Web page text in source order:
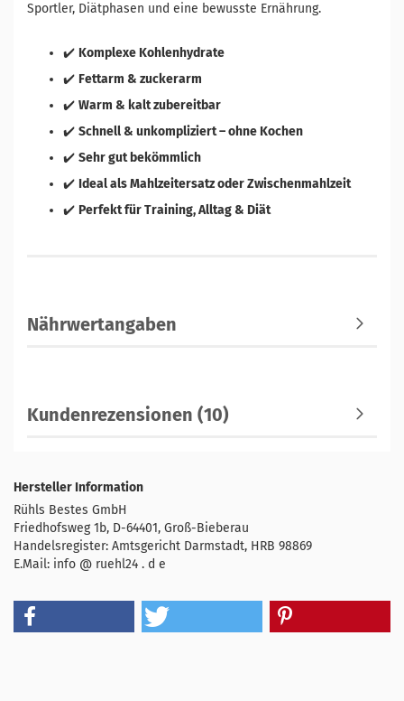
Sportler, Diätphasen und eine bewusste Ernährung.
✔️ Komplexe Kohlenhydrate
✔️ Fettarm & zuckerarm
✔️ Warm & kalt zubereitbar
✔️ Schnell & unkompliziert – ohne Kochen
✔️ Sehr gut bekömmlich
✔️ Ideal als Mahlzeitersatz oder Zwischenmahlzeit
✔️ Perfekt für Training, Alltag & Diät
Nährwertangaben
Kundenrezensionen (10)
Hersteller Information
Rühls Bestes GmbH
Friedhofsweg 1b, D-64401, Groß-Bieberau
Handelsregister: Amtsgericht Darmstadt, HRB 98869
E.Mail: info @ ruehl24 . d e